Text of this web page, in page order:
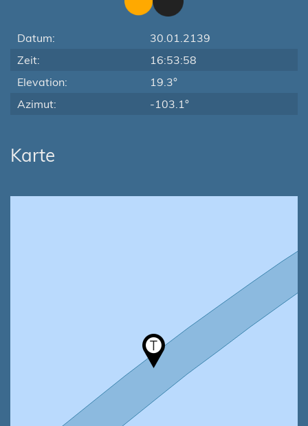
Datum:
30.01.2139
Zeit:
16:53:58
Elevation:
19.3°
Azimut:
-103.1°
Karte